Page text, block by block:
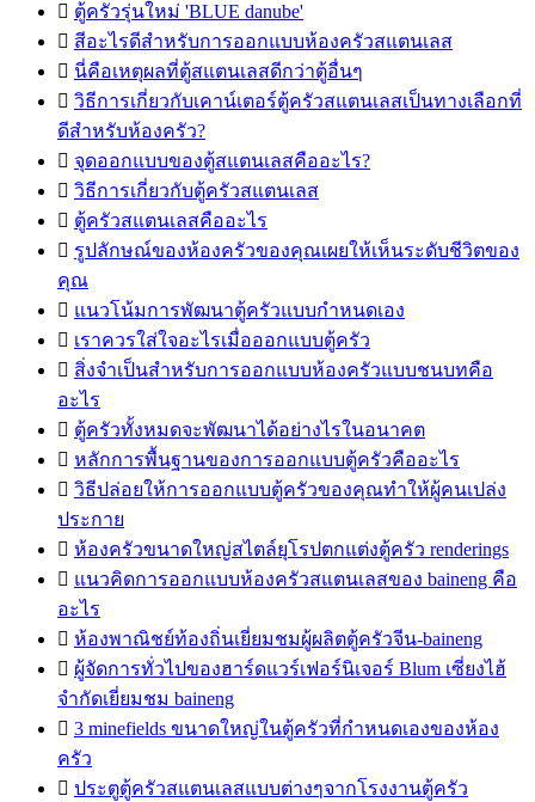
 ตู้ครัวรุ่นใหม่ 'BLUE danube'
 สีอะไรดีสำหรับการออกแบบห้องครัวสแตนเลส
 นี่คือเหตุผลที่ตู้สแตนเลสดีกว่าตู้อื่นๆ
 วิธีการเกี่ยวกับเคาน์เตอร์ตู้ครัวสแตนเลสเป็นทางเลือกที่
ดีสำหรับห้องครัว?
 จุดออกแบบของตู้สแตนเลสคืออะไร?
 วิธีการเกี่ยวกับตู้ครัวสแตนเลส
 ตู้ครัวสแตนเลสคืออะไร
 รูปลักษณ์ของห้องครัวของคุณเผยให้เห็นระดับชีวิตของ
คุณ
 แนวโน้มการพัฒนาตู้ครัวแบบกำหนดเอง
 เราควรใส่ใจอะไรเมื่อออกแบบตู้ครัว
 สิ่งจำเป็นสำหรับการออกแบบห้องครัวแบบชนบทคือ
อะไร
 ตู้ครัวทั้งหมดจะพัฒนาได้อย่างไรในอนาคต
 หลักการพื้นฐานของการออกแบบตู้ครัวคืออะไร
 วิธีปล่อยให้การออกแบบตู้ครัวของคุณทำให้ผู้คนเปล่ง
ประกาย
 ห้องครัวขนาดใหญ่สไตล์ยุโรปตกแต่งตู้ครัว renderings
 แนวคิดการออกแบบห้องครัวสแตนเลสของ baineng คือ
อะไร
 ห้องพาณิชย์ท้องถิ่นเยี่ยมชมผู้ผลิตตู้ครัวจีน-baineng
 ผู้จัดการทั่วไปของฮาร์ดแวร์เฟอร์นิเจอร์ Blum เซี่ยงไฮ้
จำกัดเยี่ยมชม baineng
 3 minefields ขนาดใหญ่ในตู้ครัวที่กำหนดเองของห้อง
ครัว
 ประตูตู้ครัวสแตนเลสแบบต่างๆจากโรงงานตู้ครัว